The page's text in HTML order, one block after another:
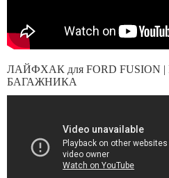
ЛАЙФХАК для FORD
БАГАЖНИКА